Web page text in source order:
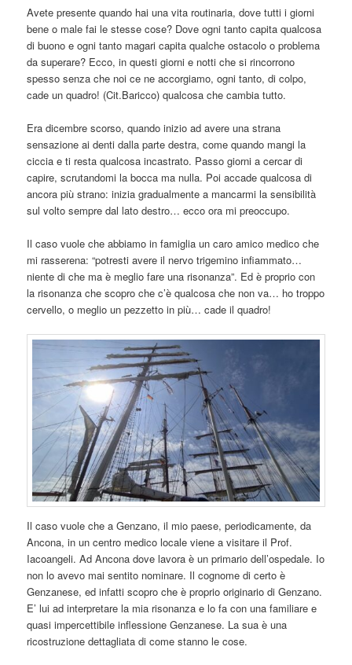
Avete presente quando hai una vita routinaria, dove tutti i giorni
bene o male fai le stesse cose? Dove ogni tanto capita qualcosa
di buono e ogni tanto magari capita qualche ostacolo o problema
da superare? Ecco, in questi giorni e notti che si rincorrono
spesso senza che noi ce ne accorgiamo, ogni tanto, di colpo,
cade un quadro! (Cit.Baricco) qualcosa che cambia tutto.
Era dicembre scorso, quando inizio ad avere una strana
sensazione ai denti dalla parte destra, come quando mangi la
ciccia e ti resta qualcosa incastrato. Passo giorni a cercar di
capire, scrutandomi la bocca ma nulla. Poi accade qualcosa di
ancora più strano: inizia gradualmente a mancarmi la sensibilità
sul volto sempre dal lato destro… ecco ora mi preoccupo.
Il caso vuole che abbiamo in famiglia un caro amico medico che
mi rasserena: “potresti avere il nervo trigemino infiammato…
niente di che ma è meglio fare una risonanza”. Ed è proprio con
la risonanza che scopro che c’è qualcosa che non va… ho troppo
cervello, o meglio un pezzetto in più… cade il quadro!
Il caso vuole che a Genzano, il mio paese, periodicamente, da
Ancona, in un centro medico locale viene a visitare il Prof.
Iacoangeli. Ad Ancona dove lavora è un primario dell’ospedale. Io
non lo avevo mai sentito nominare. Il cognome di certo è
Genzanese, ed infatti scopro che è proprio originario di Genzano.
E’ lui ad interpretare la mia risonanza e lo fa con una familiare e
quasi impercettibile inflessione Genzanese. La sua è una
ricostruzione dettagliata di come stanno le cose.